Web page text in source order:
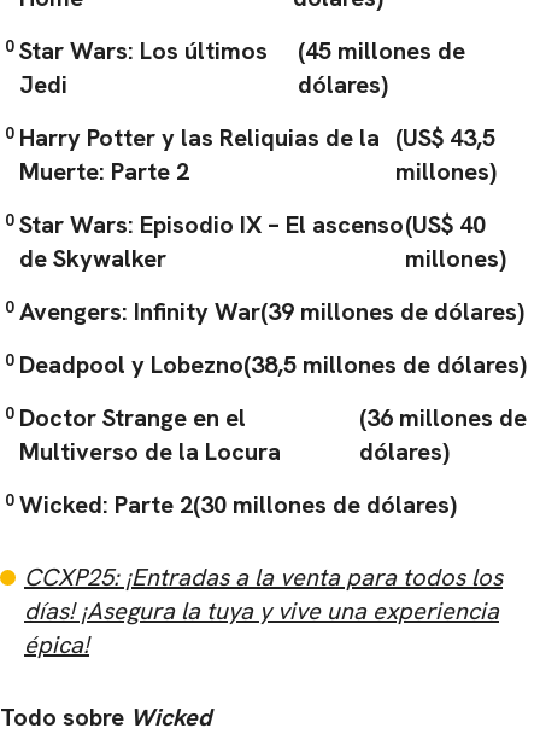
Star Wars: Los últimos
Jedi
(45 millones de
dólares)
Harry Potter y las Reliquias de la
Muerte: Parte 2
(US$ 43,5
millones)
Star Wars: Episodio IX – El ascenso
de Skywalker
(US$ 40
millones)
Avengers: Infinity War(39 millones de dólares)
Deadpool y Lobezno(38,5 millones de dólares)
Doctor Strange en el
Multiverso de la Locura
(36 millones de
dólares)
Wicked: Parte 2(30 millones de dólares)
CCXP25: ¡Entradas a la venta para todos los
días! ¡Asegura la tuya y vive una experiencia
épica!
Todo sobre Wicked
CARREGANDO PUBLICIDADE